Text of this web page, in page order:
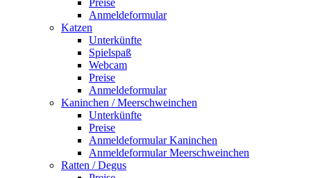
Preise
Anmeldeformular
Katzen
Unterkünfte
Spielspaß
Webcam
Preise
Anmeldeformular
Kaninchen / Meerschweinchen
Unterkünfte
Preise
Anmeldeformular Kaninchen
Anmeldeformular Meerschweinchen
Ratten / Degus